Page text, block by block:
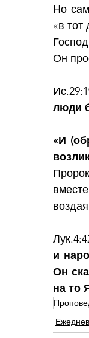
Но
«в тот
Он
люди
«И
и
Он
на то